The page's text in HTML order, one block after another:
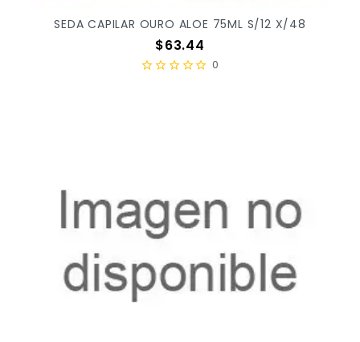
SEDA CAPILAR OURO ALOE 75ML S/12 X/48
Precio
$63.44
0